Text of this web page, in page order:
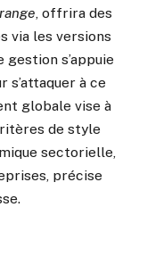
, offrira des
via les versions
gestion s’appuie
s’attaquer à ce
globale vise à
de style
sectorielle,
précise